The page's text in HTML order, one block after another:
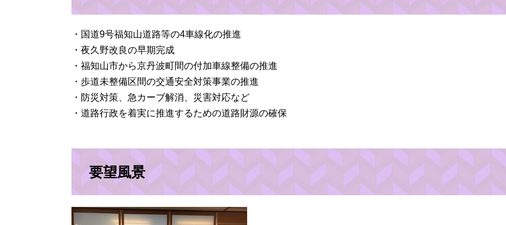
・国道9号福知山道路等の4車線化の推進
・夜久野改良の早期完成
・福知山市から京丹波町間の付加車線整備の推進
・歩道未整備区間の交通安全対策事業の推進
・防災対策、急カーブ解消、災害対応など
・道路行政を着実に推進するための道路財源の確保
要望風景